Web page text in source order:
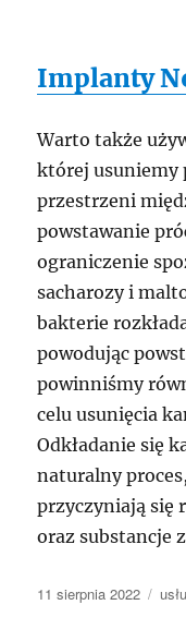
Implanty
Warto także
której usuniemy
przestrzeni
powstawanie
ograniczenie
sacharozy i
bakterie
powodując
powinniśmy
celu usunięcia
Odkładanie się
naturalny
przyczyniają się
oraz substancje
Data
11 sierpnia 2022